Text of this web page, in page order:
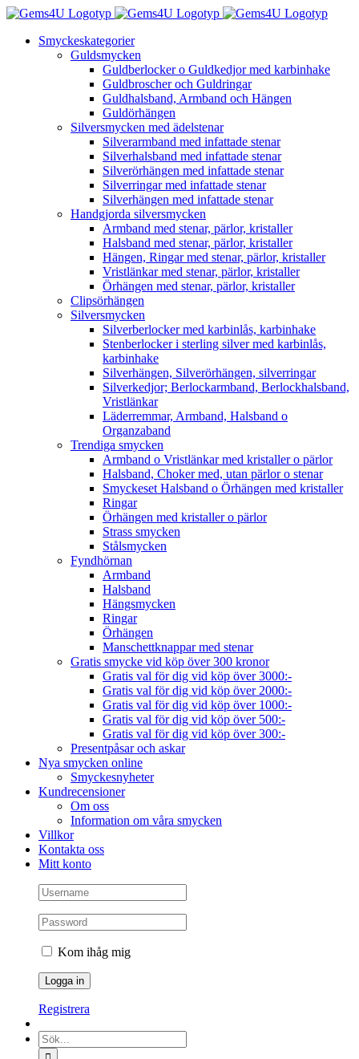
Fortsätt
innehålletSmyckeskategorier
Guldsmycken
Guldberlocker o Guldkedjor med karbinhake
Guldbroscher och Guldringar
Guldhalsband, Armband och Hängen
Guldörhängen
Silversmycken med ädelstenar
Silverarmband med infattade stenar
Silverhalsband med infattade stenar
Silverörhängen med infattade stenar
Silverringar med infattade stenar
Silverhängen med infattade stenar
Handgjorda silversmycken
Armband med stenar, pärlor, kristaller
Halsband med stenar, pärlor, kristaller
Hängen, Ringar med stenar, pärlor, kristaller
Vristlänkar med stenar, pärlor, kristaller
Örhängen med stenar, pärlor, kristaller
Clipsörhängen
Silversmycken
Silverberlocker med karbinlås, karbinhake
Stenberlocker i sterling silver med karbinlås,
karbinhake
Silverhängen, Silverörhängen, silverringar
Silverkedjor; Berlockarmband, Berlockhalsband,
Vristlänkar
Läderremmar, Armband, Halsband o
Organzaband
Trendiga smycken
Armband o Vristlänkar med kristaller o pärlor
Halsband, Choker med, utan pärlor o stenar
Smyckeset Halsband o Örhängen med kristaller
Ringar
Örhängen med kristaller o pärlor
Strass smycken
Stålsmycken
Fyndhörnan
Armband
Halsband
Hängsmycken
Ringar
Örhängen
Manschettknappar med stenar
Gratis smycke vid köp över 300 kronor
Gratis val för dig vid köp över 3000:-
Gratis val för dig vid köp över 2000:-
Gratis val för dig vid köp över 1000:-
Gratis val för dig vid köp över 500:-
Gratis val för dig vid köp över 300:-
Presentpåsar och askar
Nya smycken online
Smyckesnyheter
Kundrecensioner
Om oss
Information om våra smycken
Villkor
Kontakta oss
Mitt konto
Kom ihåg mig
Registrera
Sök
efter: